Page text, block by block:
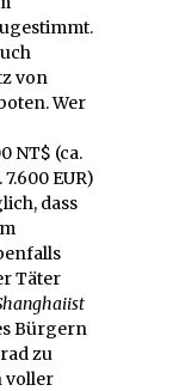
von
Wer
NT$ (ca.
EUR)
dass
Täter
Bürgern
zu
voller